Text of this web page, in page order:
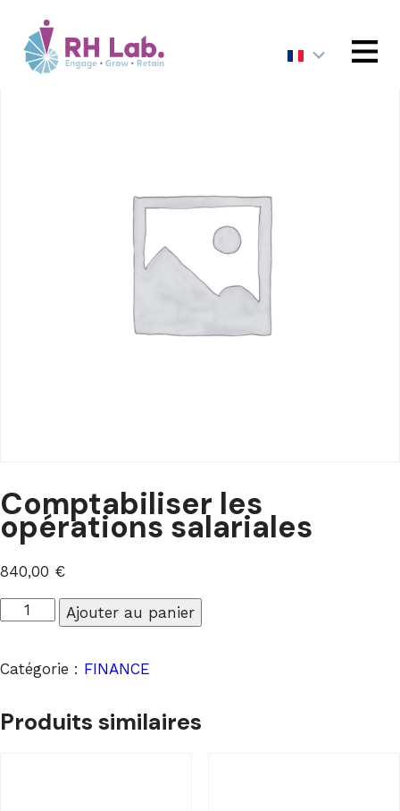
MENU
salariales
Comptabiliser les
opérations salariales
840,00 €
quantité
les
salariales
Ajouter au panier
Catégorie : FINANCE
Produits similaires